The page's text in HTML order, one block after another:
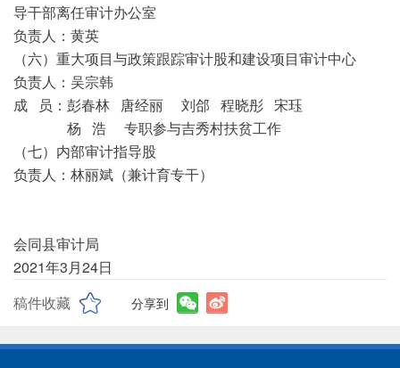
导干部离任审计办公室
负责人：黄英
（六）重大项目与政策跟踪审计股和建设项目审计中心
负责人：吴宗韩
成 员：彭春林 唐经丽 刘郃 程晓彤 宋珏
杨 浩 专职参与吉秀村扶贫工作
（七）内部审计指导股
负责人：林丽斌（兼计育专干）
会同县审计局
2021年3月24日
稿件收藏
分享到